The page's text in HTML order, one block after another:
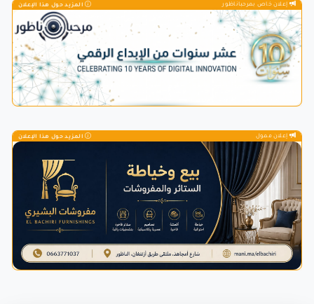
إعلان خاص بمرحباناظور المزيد حول هذا الإعلان
إعلان ممول المزيد حول هذا الإعلان